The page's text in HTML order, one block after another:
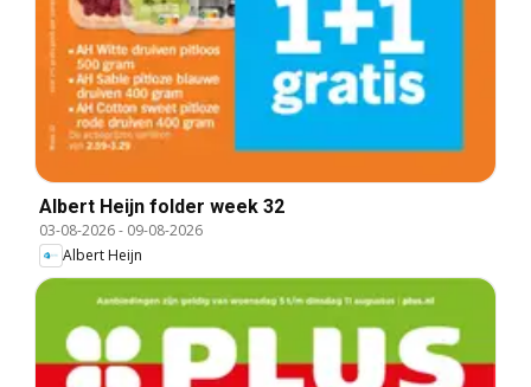
Albert Heijn folder week 32
03-08-2026- 09-08-2026
Albert Heijn